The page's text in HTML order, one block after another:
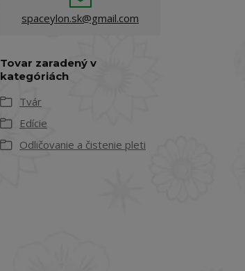
spaceylon.sk@gmail.com
Tovar zaradený v
kategóriách
Tvár
Edície
Odličovanie a čistenie pleti